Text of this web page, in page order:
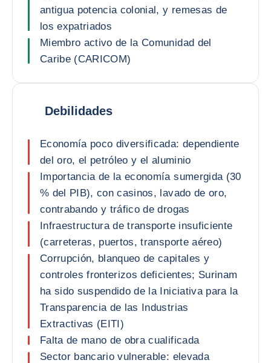
antigua potencia colonial, y remesas de
los expatriados
Miembro activo de la Comunidad del
Caribe (CARICOM)
Debilidades
Economía poco diversificada: dependiente
del oro, el petróleo y el aluminio
Importancia de la economía sumergida (30
% del PIB), con casinos, lavado de oro,
contrabando y tráfico de drogas
Infraestructura de transporte insuficiente
(carreteras, puertos, transporte aéreo)
Corrupción, blanqueo de capitales y
controles fronterizos deficientes; Surinam
ha sido suspendido de la Iniciativa para la
Transparencia de las Industrias
Extractivas (EITI)
Falta de mano de obra cualificada
Sector bancario vulnerable: elevada